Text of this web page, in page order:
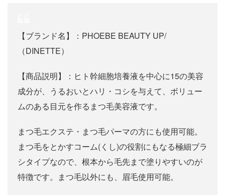
【ブランド名】：PHOEBE BEAUTY UP/
（DINETTE）
【商品説明】：ヒト幹細胞培養液を中心に15の美容
成分が、うるおいとハリ・コシを与えて、ボリュー
ムのある目元を作るまつ毛美容液です。
まつ毛エクステ・まつ毛パーマの方にも使用可能。
まつ毛をとかすコーム(くし)の役割にもなる極細ブラ
シタイプなので、根本から毛先まで塗りやすいのが
特徴です。まつ毛以外にも、眉毛使用可能。